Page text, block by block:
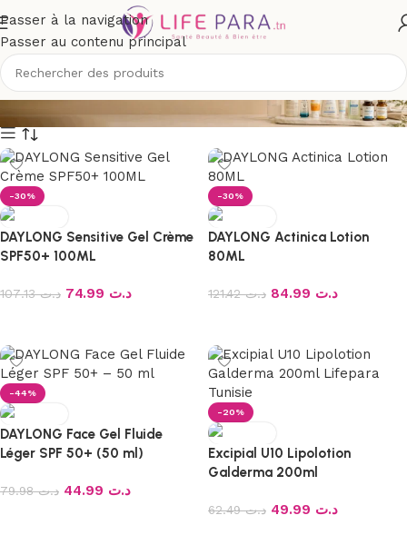
Passer à la navigation
Passer au contenu principal
GALDERMA
-30%
DAYLONG Sensitive Gel Crème
SPF50+ 100ML
د.ت107.13 د.ت
-30%
DAYLONG Actinica Lotion
80ML
د.ت121.42 د.ت
-44%
DAYLONG Face Gel Fluide
Léger SPF 50+ (50 ml)
د.ت79.98 د.ت
-20%
Excipial U10 Lipolotion
Galderma 200ml
د.ت62.49 د.ت